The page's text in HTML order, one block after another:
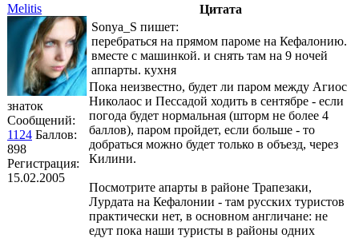
Melitis
знаток
Сообщений:
1124 Баллов:
898
Регистрация:
15.02.2005
Цитата
Sonya_S пишет:
перебраться на прямом пароме на Кефалонию.
вместе с машинкой. и снять там на 9 ночей
аппарты. кухня
Пока неизвестно, будет ли паром между Агиос
Николаос и Пессадой ходить в сентябре - если
погода будет нормальная (шторм не более 4
баллов), паром пройдет, если больше - то
добраться можно будет только в объезд, через
Килини.
Посмотрите апарты в районе Трапезаки,
Лурдата на Кефалонии - там русских туристов
практически нет, в основном англичане: не
едут пока наши туристы в районы одних